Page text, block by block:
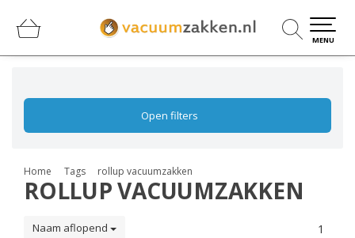
MENU
Open filters
Home Tags rollup vacuumzakken
ROLLUP VACUUMZAKKEN
Naam aflopend 1